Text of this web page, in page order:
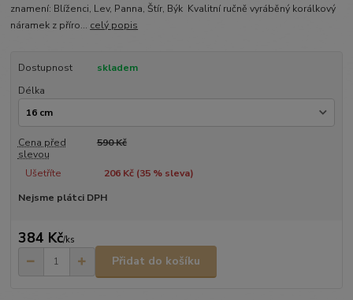
znamení: Blíženci, Lev, Panna, Štír, Býk Kvalitní ručně vyráběný korálkový
náramek z příro... celý popis
Dostupnost
skladem
Délka
Cena před
slevou
590 Kč
Ušetříte 206 Kč (35% sleva)
Nejsme plátci DPH
384 Kč/ks
Přidat do košíku